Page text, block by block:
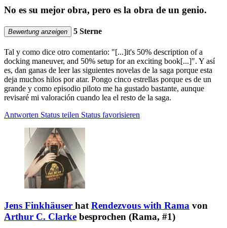
No es su mejor obra, pero es la obra de un genio.
Bewertung anzeigen 5 Sterne
Tal y como dice otro comentario: "[...]it's 50% description of a
docking maneuver, and 50% setup for an exciting book[...]". Y así
es, dan ganas de leer las siguientes novelas de la saga porque esta
deja muchos hilos por atar. Pongo cinco estrellas porque es de un
grande y como episodio piloto me ha gustado bastante, aunque
revisaré mi valoración cuando lea el resto de la saga.
Antworten Status teilen Status favorisieren
Jens Finkhäuser hat Rendezvous with Rama von
Arthur C. Clarke besprochen (Rama, #1)